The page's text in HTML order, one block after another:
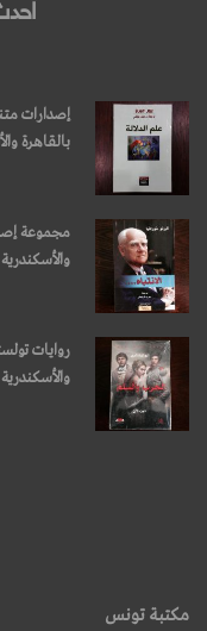
إصدارات
بالقاهرة
مجموعة
والأسكندرية
روايات
والأسكندرية
مكتبة تونس